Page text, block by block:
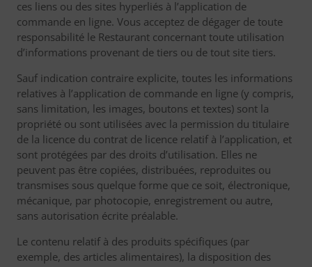
ces liens ou des sites hyperliés à l’application de
commande en ligne. Vous acceptez de dégager de toute
responsabilité le Restaurant concernant toute utilisation
d’informations provenant de tiers ou de tout site tiers.
Sauf indication contraire explicite, toutes les informations
relatives à l’application de commande en ligne (y compris,
sans limitation, les images, boutons et textes) sont la
propriété ou sont utilisées avec la permission du titulaire
de la licence du contrat de licence relatif à l’application, et
sont protégées par des droits d’utilisation. Elles ne
peuvent pas être copiées, distribuées, reproduites ou
transmises sous quelque forme que ce soit, électronique,
mécanique, par photocopie, enregistrement ou autre,
sans autorisation écrite préalable.
Le contenu relatif à des produits spécifiques (par
exemple, des articles alimentaires), la disposition des